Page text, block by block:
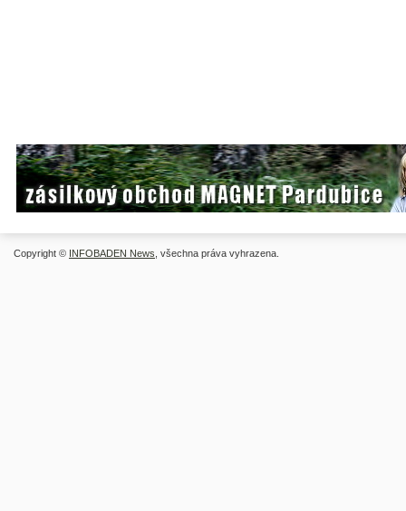
Copyright © INFOBADEN News , všechna práva vyhrazena.